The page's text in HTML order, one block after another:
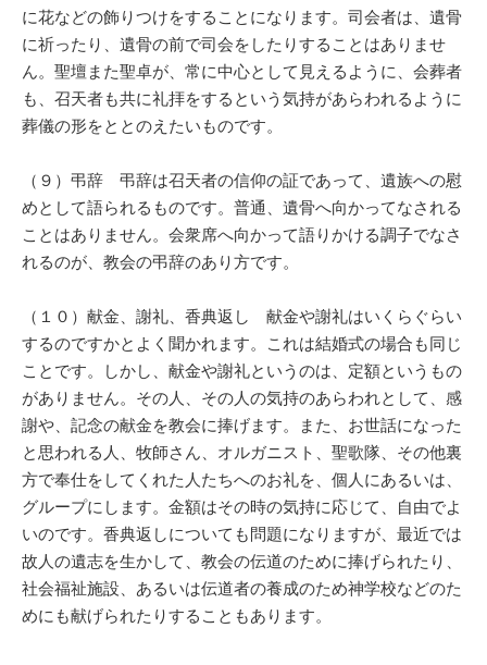
に花などの飾りつけをすることになります。司会者は、遺骨
に祈ったり、遺骨の前で司会をしたりすることはありませ
ん。聖壇また聖卓が、常に中心として見えるように、会葬者
も、召天者も共に礼拝をするという気持があらわれるように
葬儀の形をととのえたいものです。
（９）弔辞 弔辞は召天者の信仰の証であって、遺族への慰
めとして語られるものです。普通、遺骨へ向かってなされる
ことはありません。会衆席へ向かって語りかける調子でなさ
れるのが、教会の弔辞のあり方です。
（１０）献金、謝礼、香典返し 献金や謝礼はいくらぐらい
するのですかとよく聞かれます。これは結婚式の場合も同じ
ことです。しかし、献金や謝礼というのは、定額というもの
がありません。その人、その人の気持のあらわれとして、感
謝や、記念の献金を教会に捧げます。また、お世話になった
と思われる人、牧師さん、オルガニスト、聖歌隊、その他裏
方で奉仕をしてくれた人たちへのお礼を、個人にあるいは、
グループにします。金額はその時の気持に応じて、自由でよ
いのです。香典返しについても問題になりますが、最近では
故人の遺志を生かして、教会の伝道のために捧げられたり、
社会福祉施設、あるいは伝道者の養成のため神学校などのた
めにも献げられたりすることもあります。